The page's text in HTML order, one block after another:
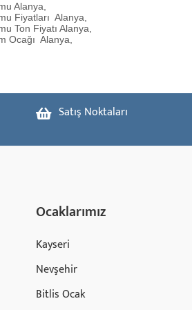
Alanya,
Fiyatları Alanya,
Ton Fiyatı Alanya,
Ocağı Alanya,
Satış Noktaları
Ocaklarımız
Kayseri
Nevşehir
Bitlis Ocak